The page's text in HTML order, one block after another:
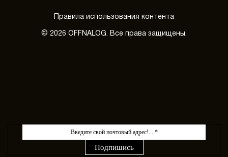
Правила использования контента
© 2026 OFFNALOG. Все права защищены.